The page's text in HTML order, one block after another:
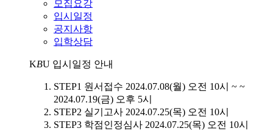
모집요강
입시일정
공지사항
입학상담
KBU 입시일정 안내
STEP1 원서접수 2024.07.08(월) 오전 10시 ~ ~
2024.07.19(금) 오후 5시
STEP2 실기고사 2024.07.25(목) 오전 10시
STEP3 학점인정심사 2024.07.25(목) 오전 10시